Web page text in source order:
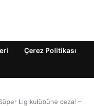
Çerez Politikası
Süper Lig kulübüne ceza! –